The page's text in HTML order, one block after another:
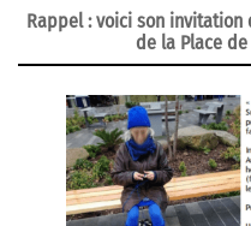
Rappel : voici son invitation
de la Place